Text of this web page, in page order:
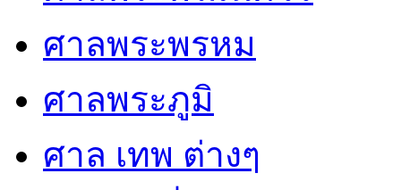
ศาลพระพรหม
ศาลพระภูมิ
ศาล เทพ ต่างๆ